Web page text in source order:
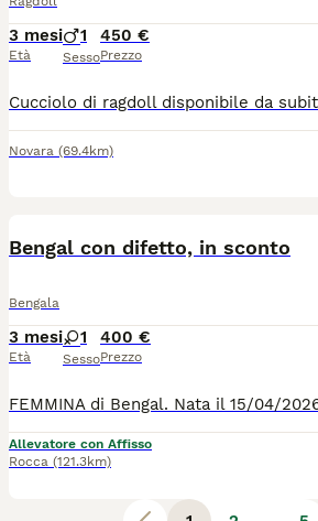
3 mesi
Età
1
Sesso
450 €
Prezzo
Novara (69.4km)
Bengal con difetto, in sconto
Bengala
3 mesi
Età
1
Sesso
400 €
Prezzo
Allevatore con Affisso
Rocca (121.3km)